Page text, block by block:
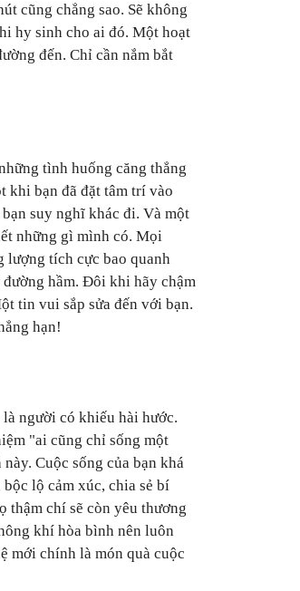
cũng chẳng sao. Sẽ không
hy sinh cho ai đó. Một hoạt
đến. Chỉ cần nắm bắt
tình huống căng thẳng
khi bạn đã đặt tâm trí vào
suy nghĩ khác đi. Và một
những gì mình có. Mọi
lượng tích cực bao quanh
hầm. Đôi khi hãy chậm
tin vui sắp sửa đến với bạn.
hạn!
người có khiếu hài hước.
"ai cũng chỉ sống một
Cuộc sống của bạn khá
lộ cảm xúc, chia sẻ bí
thậm chí sẽ còn yêu thương
khí hòa bình nên luôn
mới chính là món quà cuộc